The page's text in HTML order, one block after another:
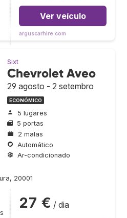
Ver veículo
arguscarhire.com
Sixt
Chevrolet Aveo
29 agosto - 2 setembro
ECONÓMICO
5 lugares
5 portas
2 malas
Automático
Ar-condicionado
20001
27 € / dia